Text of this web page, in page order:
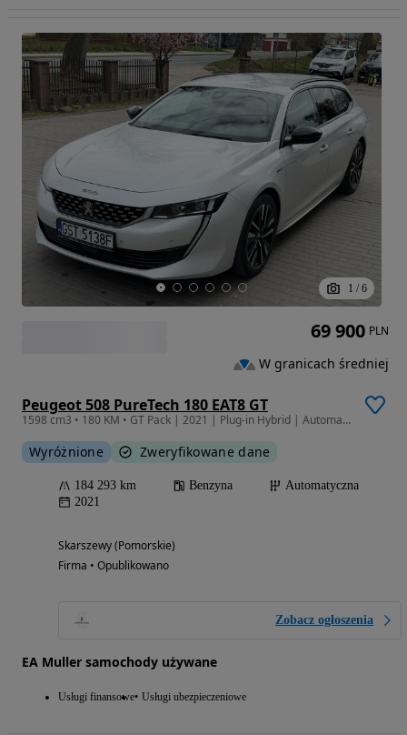
1 / 6
Peugeot 508 PureTech 180 EAT8 GT
1598 cm3 • 180 KM • GT Pack | 2021 | Plug-in Hybrid | Automat EAT8 | LED | GT Pack | Perła
Wyróżnione Zweryfikowane dane
184 293 km Benzyna
Automatyczna
2021
Skarszewy (Pomorskie)
Firma • Opublikowano
Zobacz ogłoszenia
EA Muller samochody używane
Usługi finansowe Usługi ubezpieczeniowe
69 900 PLN
W granicach średniej